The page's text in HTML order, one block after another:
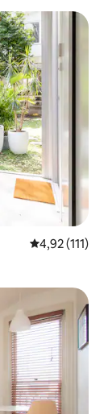
Évaluation
4,92 (111)